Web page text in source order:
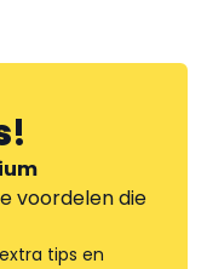
!
voordelen die
tips en